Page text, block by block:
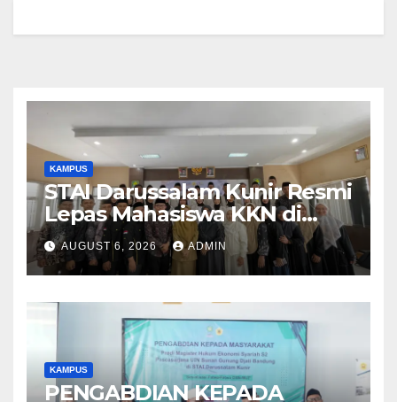
KAMPUS
STAI Darussalam Kunir Resmi
Lepas Mahasiswa KKN di
Kecamatan Pagaden Barat
AUGUST 6, 2026 ADMIN
KAMPUS
PENGABDIAN KEPADA